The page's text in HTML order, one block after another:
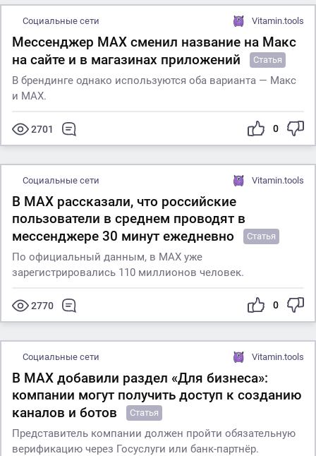
Социальные сети Vitamin.tools
Мессенджер MAX сменил название на Макс
на сайте и в магазинах приложений
Статья
В брендинге однако используются оба варианта — Макс
и MАХ.
2701 0
Социальные сети Vitamin.tools
В МАХ рассказали, что российские
пользователи в среднем проводят в
мессенджере 30 минут ежедневно
Статья
По официальный данным, в МАХ уже
зарегистрировались 110 миллионов человек.
2770 0
Социальные сети Vitamin.tools
В MАХ добавили раздел «Для бизнеса»:
компании могут получить доступ к созданию
каналов и ботов
Статья
Представитель компании должен пройти обязательную
верификацию через Госуслуги или банк-партнёр.